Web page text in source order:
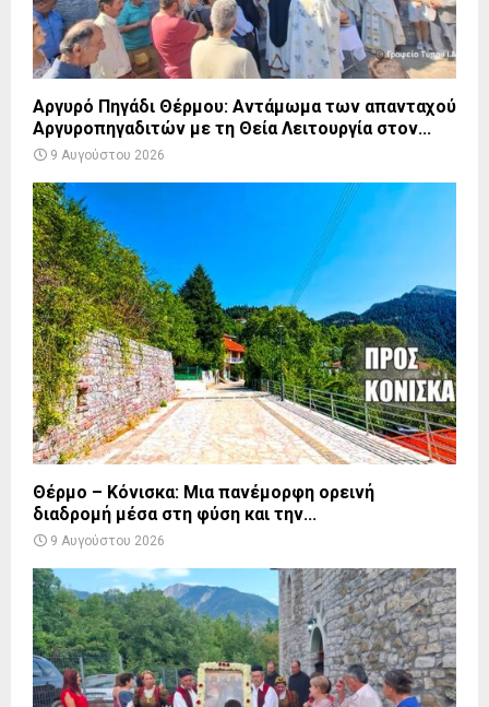
Αργυρό Πηγάδι Θέρμου: Αντάμωμα των απανταχού
Αργυροπηγαδιτών με τη Θεία Λειτουργία στον...
9 Αυγούστου 2026
Θέρμο – Κόνισκα: Μια πανέμορφη ορεινή
διαδρομή μέσα στη φύση και την...
9 Αυγούστου 2026